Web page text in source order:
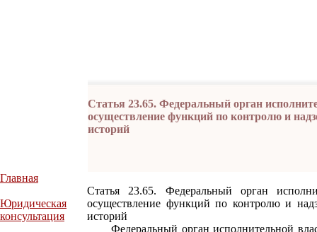
Статья 23.65. Федеральный орган
осуществление функций по контролю и
историй
Главная
Юридическая
консультация
Статья 23.65. Федеральный орган
осуществление функций по контролю и
историй
Федеральный орган исполнительной